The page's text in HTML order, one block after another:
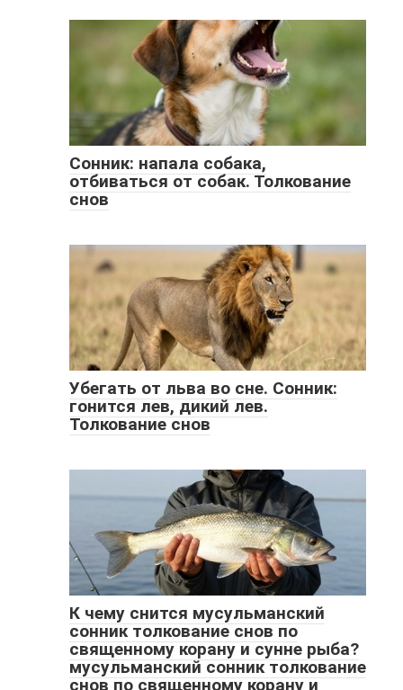
Сонник: напала собака,
отбиваться от собак. Толкование
снов
Убегать от льва во сне. Сонник:
гонится лев, дикий лев.
Толкование снов
К чему снится мусульманский
сонник толкование снов по
священному корану и сунне рыба?
мусульманский сонник толкование
снов по священному корану и